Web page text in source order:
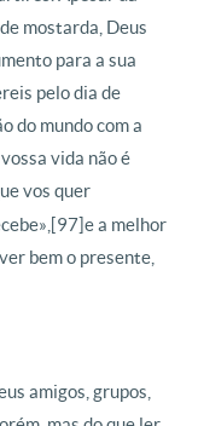
mostarda, Deus
para a sua
pelo dia de
do mundo com a
vida não é
vos quer
e a melhor
bem o presente,
amigos, grupos,